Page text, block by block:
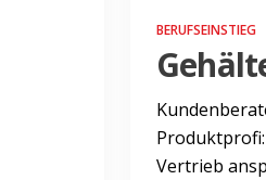
BERUFSEINSTIEG
Vertrieb